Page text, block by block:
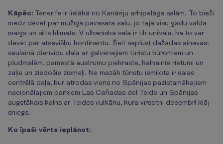
Kāpēc: Tenerife ir lielākā no Kanāriju arhipelāga salām. To bieži
mēdz dēvēt par mūžīgā pavasara salu, jo tajā visu gadu valda
maigs un silts klimats. V ulkāniskā sala ir tik unikāla, ka to var
dēvēt par atsevišķu kontinentu. Šeit saplūst dažādas ainavas:
saulainā dienvidu daļa ar galvenajiem tūristu kūrortiem un
pludmalēm, pamestā austrumu piekraste, kalnainie rietumi un
zaļie un ziedošie ziemeļi. Ne mazāk tūristu iemīļota ir salas
centrālā daļa, kur atrodas viens no Spānijas pazīstamākajiem
nacionālajiem parkiem Las Cañadas del Teide un Spānijas
augstākais kalns ar Teides vulkānu, kura virsotni decembrī klāj
sniegs.
Ko īpaši vērts ieplānot: